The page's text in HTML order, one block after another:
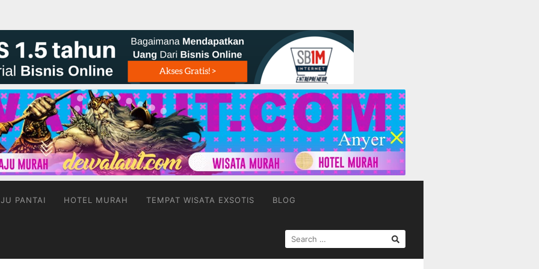
PANTAI HOTEL MURAH TEMPAT WISATA EXSOTIS BLOG
SEARCH
FOR: